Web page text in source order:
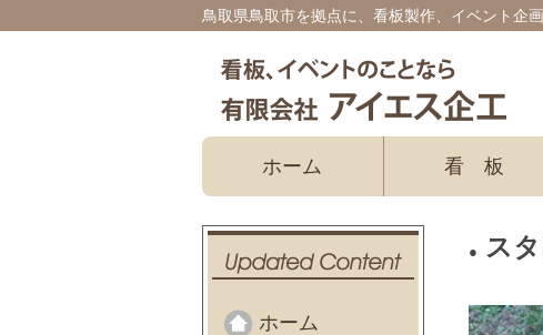
鳥取県鳥取市を拠点に、看板製作、イベント企
ホーム 看板
ホーム
ス